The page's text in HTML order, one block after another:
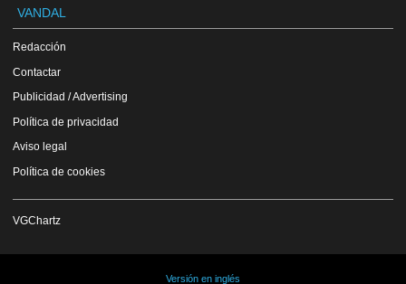
VANDAL
Redacción
Contactar
Publicidad / Advertising
Política de privacidad
Aviso legal
Política de cookies
VGChartz
Versión en inglés